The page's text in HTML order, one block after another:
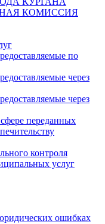
КОМИССИЯ
по
через
через
переданных
контроля
услуг
ошибках